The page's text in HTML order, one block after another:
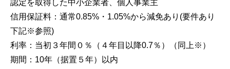
認定を取得した中小企業者、個人事業主
信用保証料：通常0.85%・1.05%から減免あり(要件あり
下記※参照)
利率：当初３年間０％（４年目以降0.7％）（同上※）
期間：10年（据置５年）以内